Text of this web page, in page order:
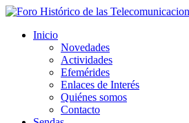
Inicio
Novedades
Actividades
Efemérides
Enlaces de Interés
Quiénes somos
Contacto